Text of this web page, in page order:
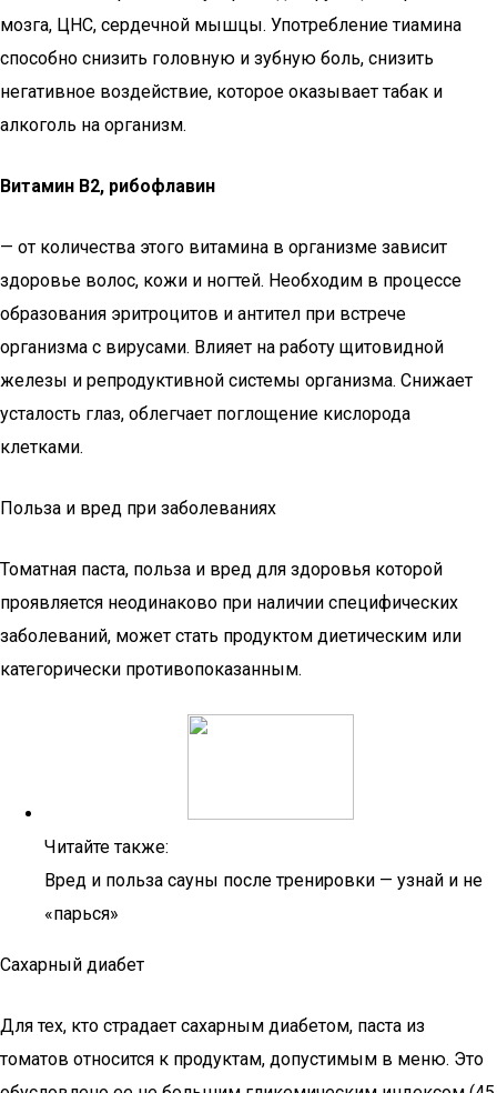
мозга, ЦНС, сердечной мышцы. Употребление тиамина
способно снизить головную и зубную боль, снизить
негативное воздействие, которое оказывает табак и
алкоголь на организм.
Витамин В2, рибофлавин
— от количества этого витамина в организме зависит
здоровье волос, кожи и ногтей. Необходим в процессе
образования эритроцитов и антител при встрече
организма с вирусами. Влияет на работу щитовидной
железы и репродуктивной системы организма. Снижает
усталость глаз, облегчает поглощение кислорода
клетками.
Польза и вред при заболеваниях
Томатная паста, польза и вред для здоровья которой
проявляется неодинаково при наличии специфических
заболеваний, может стать продуктом диетическим или
категорически противопоказанным.
Читайте также:
Вред и польза сауны после тренировки — узнай и не
«парься»
Сахарный диабет
Для тех, кто страдает сахарным диабетом, паста из
томатов относится к продуктам, допустимым в меню. Это